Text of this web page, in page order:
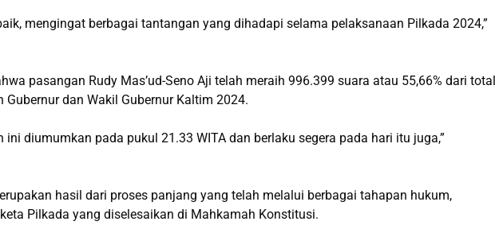
mengingat berbagai tantangan yang dihadapi selama pelaksanaan Pilkada 2024,”
pasangan Rudy Mas’ud-Seno Aji telah meraih 996.399 suara atau 55,66% dari total
dan Wakil Gubernur Kaltim 2024.
ini diumumkan pada pukul 21.33 WITA dan berlaku segera pada hari itu juga,”
hasil dari proses panjang yang telah melalui berbagai tahapan hukum,
Pilkada yang diselesaikan di Mahkamah Konstitusi.